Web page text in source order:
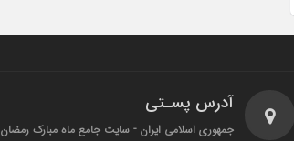
آدرس پسـتی
جمهوری اسلامی ایران - سایت جامع ماه مبارک رمضان